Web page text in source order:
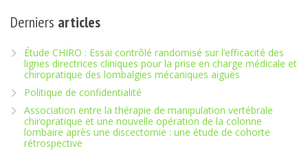
Derniers articles
Étude CHIRO : Essai contrôlé randomisé sur l’efficacité des
lignes directrices cliniques pour la prise en charge médicale et
chiropratique des lombalgies mécaniques aiguës
Politique de confidentialité
Association entre la thérapie de manipulation vertébrale
chiropratique et une nouvelle opération de la colonne
lombaire après une discectomie : une étude de cohorte
rétrospective